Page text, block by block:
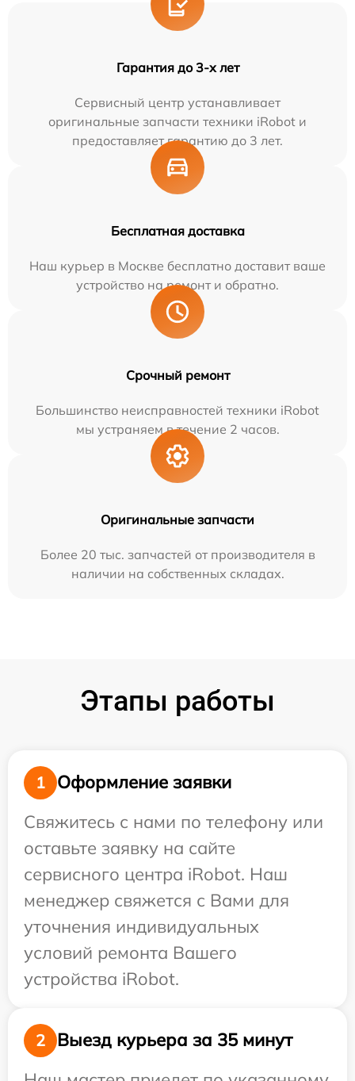
Гарантия до 3-х лет
Сервисный центр устанавливает
оригинальные запчасти техники iRobot и
предоставляет гарантию до 3 лет.
Бесплатная доставка
Наш курьер в Москве бесплатно доставит ваше
устройство на ремонт и обратно.
Срочный ремонт
Большинство неисправностей техники iRobot
мы устраняем в течение 2 часов.
Оригинальные запчасти
Более 20 тыс. запчастей от производителя в
наличии на собственных складах.
Этапы работы
1
Оформление заявки
Свяжитесь с нами по телефону или
оставьте заявку на сайте
сервисного центра iRobot. Наш
менеджер свяжется с Вами для
уточнения индивидуальных
условий ремонта Вашего
устройства iRobot.
2
Выезд курьера за 35 минут